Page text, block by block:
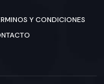
Y CONDICIONES